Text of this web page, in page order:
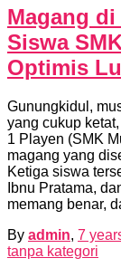
Magang
Siswa
Optimis
Gunungkidul,
yang cukup
1 Playen (SMK
magang yang
Ketiga siswa
Ibnu Pratama,
memang benar,
By admin, 7
tanpa kategori